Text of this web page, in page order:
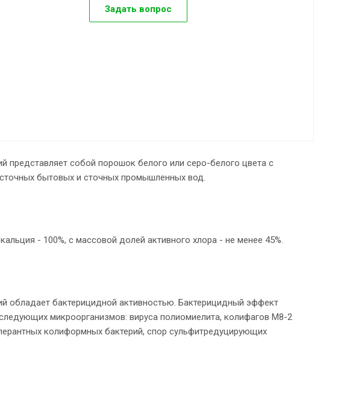
Задать вопрос
представляет собой порошок белого или серо-белого цвета с
бытовых и сточных промышленных вод.
- 100%, с массовой долей активного хлора - не менее 45%.
обладает бактерицидной активностью. Бактерицидный эффект
микроорганизмов: вируса полиомиелита, колифагов М8-2
колиформных бактерий, спор сульфитредуцирующих